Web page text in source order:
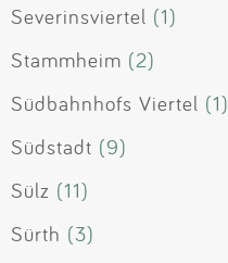
Severinsviertel (1)
Stammheim (2)
Südbahnhofs Viertel (1)
Südstadt (9)
Sülz (11)
Sürth (3)